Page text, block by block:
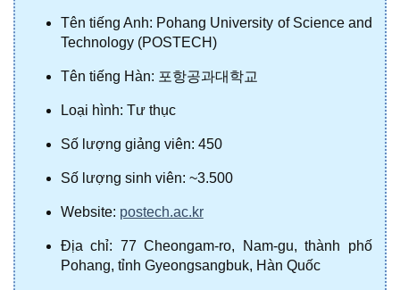
Tên tiếng Anh: Pohang University of Science and
Technology (POSTECH)
Tên tiếng Hàn: 포항공과대학교
Loại hình: Tư thục
Số lượng giảng viên: 450
Số lượng sinh viên: ~3.500
Website: postech.ac.kr
Địa chỉ: 77 Cheongam-ro, Nam-gu, thành phố
Pohang, tỉnh Gyeongsangbuk, Hàn Quốc